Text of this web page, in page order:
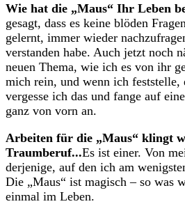
Wie hat die „Maus“ Ihr Leben
gesagt, dass es keine blöden
gelernt, immer wieder
verstanden habe. Auch jetzt noch
neuen Thema, wie ich es von ihr
mich rein, und wenn ich feststelle,
vergesse ich das und fange auf
ganz von vorn an.
Arbeiten für die „Maus“ klingt
Traumberuf...Es ist einer. Von
derjenige, auf den ich am
Die „Maus“ ist magisch – so was
einmal im Leben.